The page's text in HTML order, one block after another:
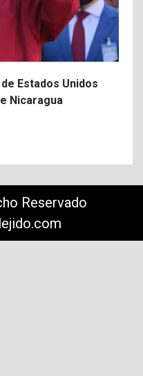
Estados Unidos
Nicaragua
Reservado